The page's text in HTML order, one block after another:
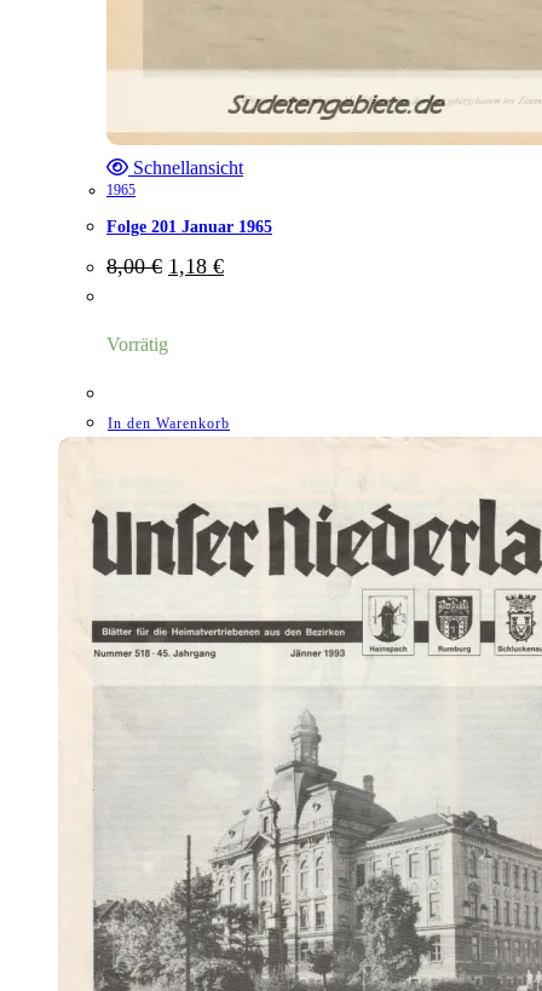
Schnellansicht
1965
Folge 201 Januar 1965
8,00€ Ursprünglicher
Preis
1,18 €Aktueller
Vorrätig
In den Warenkorb